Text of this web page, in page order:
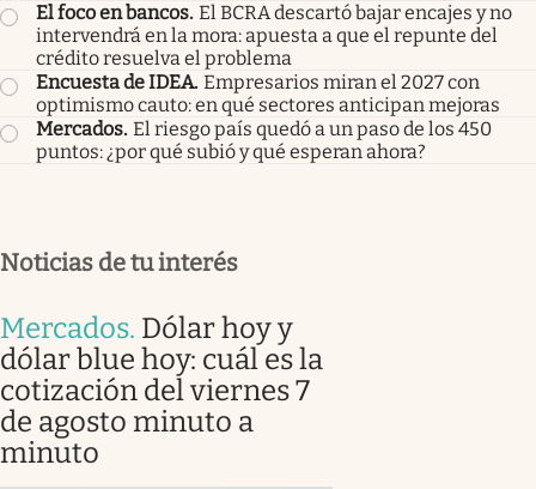
El foco en bancos. El BCRA descartó bajar encajes y no
intervendrá en la mora: apuesta a que el repunte del
crédito resuelva el problema
Encuesta de IDEA. Empresarios miran el 2027 con
optimismo cauto: en qué sectores anticipan mejoras
Mercados. El riesgo país quedó a un paso de los 450
puntos: ¿por qué subió y qué esperan ahora?
Noticias de tu interés
Mercados. Dólar hoy y
dólar blue hoy: cuál es la
cotización del viernes 7
de agosto minuto a
minuto